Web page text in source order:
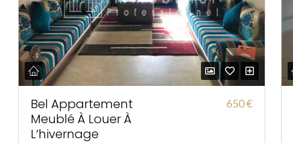
Bel Appartement
Meublé À Louer À
L’hivernage
650 €